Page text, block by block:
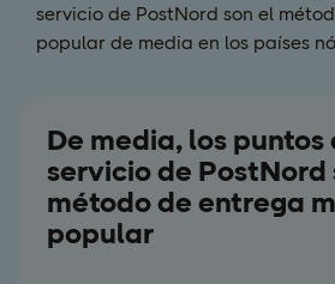
servicio de PostNord son el
popular de media en los países
De media, los puntos
servicio de PostNord
método de entrega
popular